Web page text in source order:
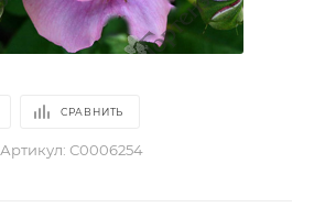
СРАВНИТЬ
Артикул: С0006254